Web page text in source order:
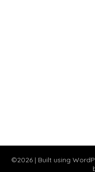
©2026 | Built using